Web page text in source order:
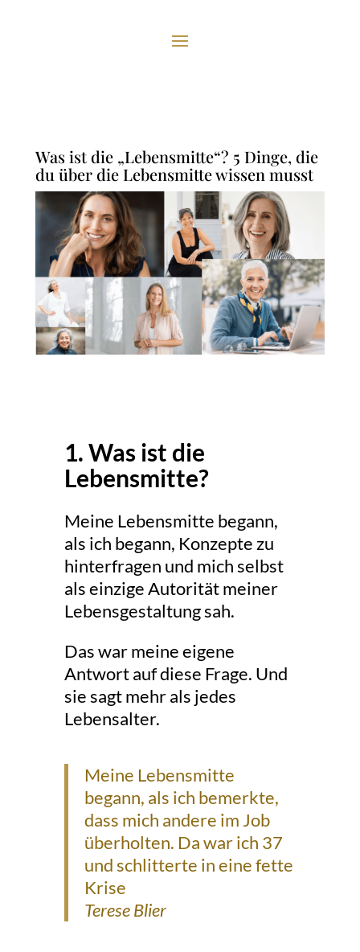
Was ist die „Lebensmitte“? 5 Dinge, die
du über die Lebensmitte wissen musst
1. Was ist die
Lebensmitte?
Meine Lebensmitte begann,
als ich begann, Konzepte zu
hinterfragen und mich selbst
als einzige Autorität meiner
Lebensgestaltung sah.
Das war meine eigene
Antwort auf diese Frage. Und
sie sagt mehr als jedes
Lebensalter.
Meine Lebensmitte
begann, als ich bemerkte,
dass mich andere im Job
überholten. Da war ich 37
und schlitterte in eine fette
Krise
Terese Blier